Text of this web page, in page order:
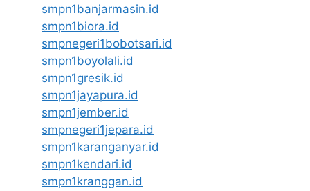
smpn1banjarmasin.id
smpn1biora.id
smpnegeri1bobotsari.id
smpn1boyolali.id
smpn1gresik.id
smpn1jayapura.id
smpn1jember.id
smpnegeri1jepara.id
smpn1karanganyar.id
smpn1kendari.id
smpn1kranggan.id